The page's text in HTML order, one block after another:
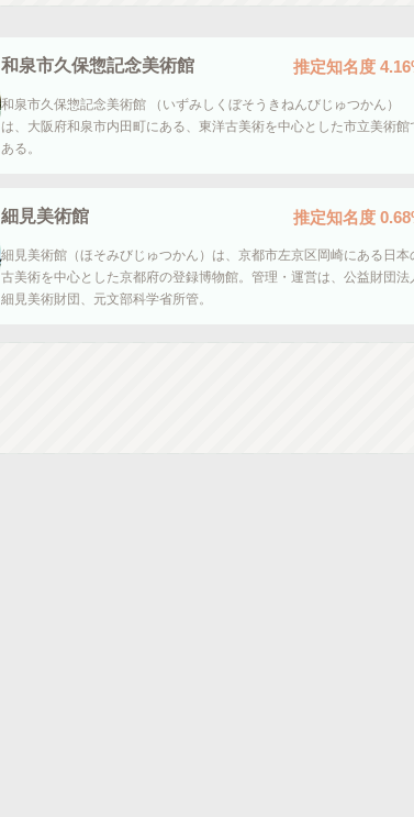
和泉市久保惣記念美術館 推定知名度
和泉市久保惣記念美術館 （いずみしくぼそうきねんびじゅつかん）
は、大阪府和泉市内田町にある、東洋古美術を中心とした市立美術館
ある。
細見美術館 推定知名度
細見美術館（ほそみびじゅつかん）は、京都市左京区岡崎にある日本
古美術を中心とした京都府の登録博物館。管理・運営は、公益財団法
細見美術財団、元文部科学省所管。